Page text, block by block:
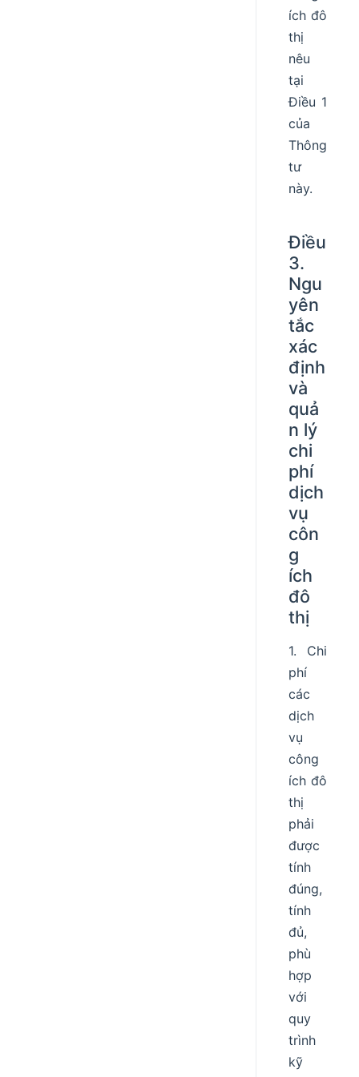
ích đô
thị
nêu
tại
Điều 1
của
Thông
tư
này.
Điều
3.
Ngu
yên
tắc
xác
định
và
quả
n lý
chi
phí
dịch
vụ
côn
g
ích
đô
thị
1. Chi
phí
các
dịch
vụ
công
ích đô
thị
phải
được
tính
đúng,
tính
đủ,
phù
hợp
với
quy
trình
kỹ